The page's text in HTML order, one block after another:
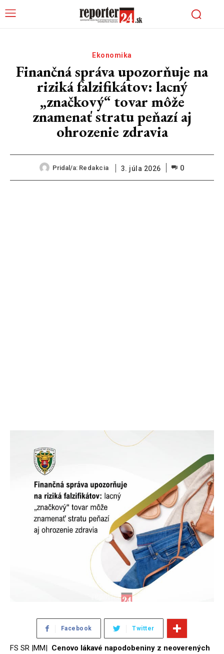
Ekonomika
Finančná správa upozorňuje na
riziká falzifikátov: lacný
„značkový“ tovar môže
znamenať stratu peňazí aj
ohrozenie zdravia
Pridal/a: Redakcia 3. júla 2026 0
Facebook Twitter
FS SR |MM| Cenovo lákavé napodobeniny z neoverených